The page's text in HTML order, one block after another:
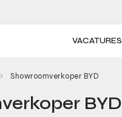
VACATURES
Showroomverkoper BYD
BYD